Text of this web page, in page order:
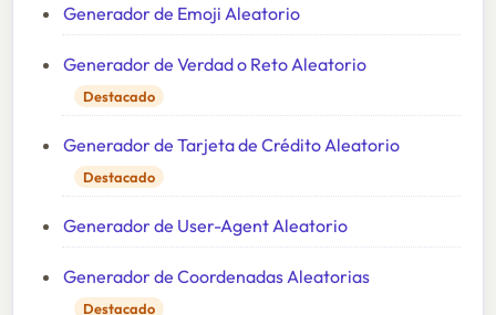
Generador de Emoji Aleatorio
Generador de Verdad o Reto Aleatorio
Destacado
Generador de Tarjeta de Crédito Aleatorio
Destacado
Generador de User-Agent Aleatorio
Generador de Coordenadas Aleatorias
Destacado